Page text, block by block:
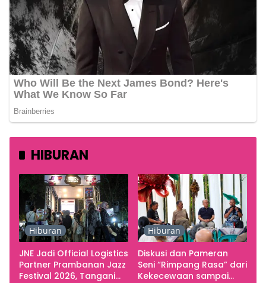
HIBURAN
Hiburan
JNE Jadi Official Logistics
Partner Prambanan Jazz
Festival 2026, Tangani
Hiburan
Diskusi dan Pameran
Seni “Rimpang Rasa” dari
Kekecewaan sampai